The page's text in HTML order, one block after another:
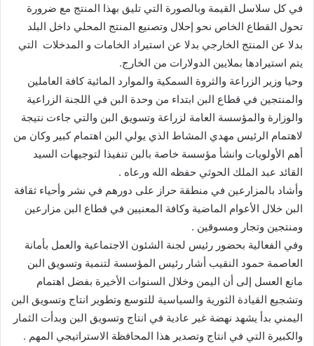
في كل سلاسل القيمة وبالصورة التي تليق بهذا المنتج مع ضرورة
تحول القطاع الخاص نحو إحلال وتصنيع المنتج المحلي داخل البلد
بدلا عن المنتج الخارجي بدلا عن استيراد الخامات و المدخلات التي
يتم استيرادها بملايين الدولارات من الخارج.
وحيا وزير الزراعة والثروة السمكية والموارد المائية كافة العاملين
والمنتجين في قطاع البن ابتداء من وحدة البن في اللجنة الزراعية
والوزارة والمؤسسة العامة لزراعة وتسويق البن والتي جاءت نتيجة
لاهتمام الرئيس مهدي المشاط الذي يولي البن اهتمام كبير وكان من
أهم الأولويات وانشأ مؤسسة خاصة بالبن تنفيذا لتوجيهات السيد
القائد عبد الملك الحوثي حفظه الله ورعاه .
وأشاد بالمزارعين في منطقة حراز على دورهم في نشر وأحياء ثقافة
البن خلال الأعوام الماضية وكافة المعنيين في قطاع البن مزارعين
ومنتجين وتجار ومسوقين .
وفي الفعالية بحضور رئيس لجنة الشئون الاجتماعية والعمل بأمانة
العاصمة حمود النقيب أشار رئيس المؤسسة لتنمية وتسويق البن
مانع العسل إلى أن اليمن وخلال السنوات الأخيرة بفضل اهتمام
وتشجيع القيادة الثورية والسياسية للتوسع وتطوير انتاج وتسويق البن
اليمني بدأ يشهد نهضة غير عادية في انتاج وتسويق البن وبدأت الثمار
والكبيرة التي في انتاج وتصدير هذا المحافظة الاستراتيجي المهم .